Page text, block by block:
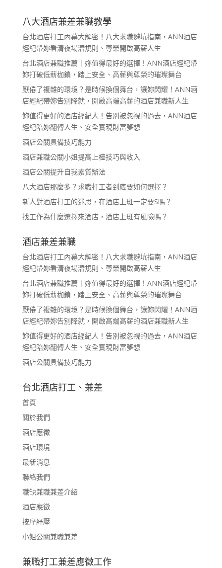
八大酒店兼差兼職教學
台北酒店打工內幕大解密！八大求職避坑指南，ANN酒店
經紀帶妳看清夜場潛規則、尊榮開啟高薪人生
台北酒店兼職推薦｜妳值得最好的選擇！ANN酒店經紀帶
妳打破低薪枷鎖，踏上安全、高薪與尊榮的璀璨舞台
厭倦了複雜的環境？是時候換個舞台，讓妳閃耀！ANN酒
店經紀帶妳告別降就，開啟高端高薪的酒店兼職新人生
妳值得更好的酒店經紀人！告別被忽視的過去，ANN酒店
經紀陪妳翻轉人生、安全實現財富夢想
酒店公關具備技巧能力
酒店兼職公關小姐提高上檯技巧與收入
酒店公關提升自我素質辦法
八大酒店那麼多？求職打工者到底要如何選擇？
新人對酒店打工的迷思，在酒店上班一定要S嗎？
找工作為什麼選擇來酒店，酒店上班有風險嗎？
酒店兼差兼職
台北酒店打工內幕大解密！八大求職避坑指南，ANN酒店
經紀帶妳看清夜場潛規則、尊榮開啟高薪人生
台北酒店兼職推薦｜妳值得最好的選擇！ANN酒店經紀帶
妳打破低薪枷鎖，踏上安全、高薪與尊榮的璀璨舞台
厭倦了複雜的環境？是時候換個舞台，讓妳閃耀！ANN酒
店經紀帶妳告別降就，開啟高端高薪的酒店兼職新人生
妳值得更好的酒店經紀人！告別被忽視的過去，ANN酒店
經紀陪妳翻轉人生、安全實現財富夢想
酒店公關具備技巧能力
台北酒店打工、兼差
首頁
關於我們
酒店應徵
酒店環境
最新消息
聯絡我們
職缺兼職兼差介紹
酒店應徵
按摩紓壓
小姐公關兼職兼差
兼職打工兼差應徵工作